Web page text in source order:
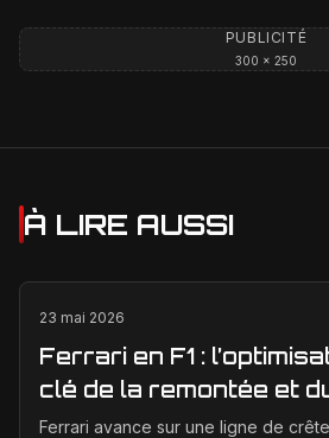
PUBLICITÉ
300 × 250
À LIRE AUSSI
23 mai 2026
Ferrari en F1 :
clé de la remontée et
développement moteur
Ferrari avance sur une ligne de